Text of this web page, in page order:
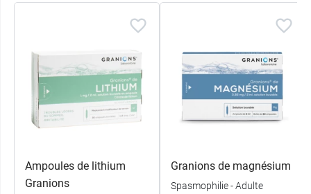
Ampoules de lithium
Granions
Granions de magnésium
Spasmophilie - Adulte